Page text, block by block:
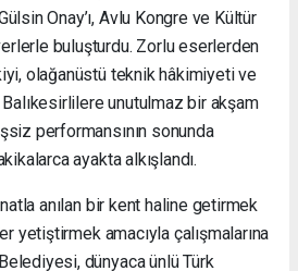
Onay’ı, Avlu Kongre ve Kültür
buluşturdu. Zorlu eserlerden
olağanüstü teknik hâkimiyeti ve
unutulmaz bir akşam
performansının sonunda
ayakta alkışlandı.
anılan bir kent haline getirmek
yetiştirmek amacıyla çalışmalarına
dünyaca ünlü Türk